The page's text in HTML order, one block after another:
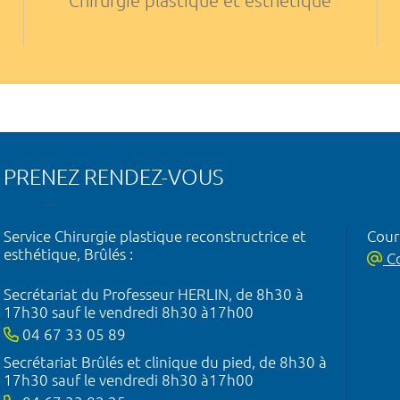
PRENEZ RENDEZ-VOUS
Service Chirurgie plastique reconstructrice et
esthétique, Brûlés :
Secrétariat du Professeur HERLIN, de 8h30 à
17h30 sauf le vendredi 8h30 à17h00
04 67 33 05 89
Secrétariat Brûlés et clinique du pied, de 8h30 à
17h30 sauf le vendredi 8h30 à17h00